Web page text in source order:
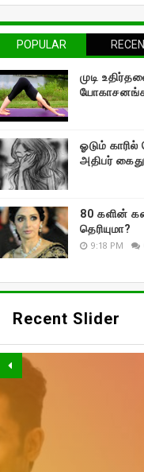
POPULAR
முடி
ஓடும்
அதிபர் கைது
80 களின்
தெரியுமா?
9:18 PM
Recent Slider